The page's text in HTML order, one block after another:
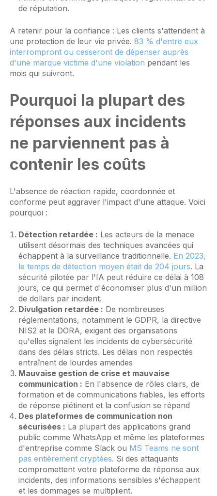
de réputation.
A retenir pour la confiance : Les clients s'attendent à
une protection de leur vie privée. 83 % d'entre eux
interrompront ou cesseront de dépenser auprès
d'une marque victime d'une violation pendant les
mois qui suivront.
Pourquoi la plupart des
réponses aux incidents
ne parviennent pas à
contenir les coûts
L'absence de réaction rapide, coordonnée et
conforme peut aggraver l'impact d'une attaque. Voici
pourquoi :
Détection retardée : Les acteurs de la menace
utilisent désormais des techniques avancées qui
échappent à la surveillance traditionnelle. En 2023,
le temps de détection moyen était de 204 jours. La
sécurité pilotée par l'IA peut réduire ce délai à 108
jours, ce qui permet d'économiser plus d'un million
de dollars par incident.
Divulgation retardée : De nombreuses
réglementations, notamment le GDPR, la directive
NIS2 et le DORA, exigent des organisations
qu'elles signalent les incidents de cybersécurité
dans des délais stricts. Les délais non respectés
entraînent de lourdes amendes
Mauvaise gestion de crise et mauvaise
communication : En l'absence de rôles clairs, de
formation et de communications fiables, les efforts
de réponse piétinent et la confusion se répand
Des plateformes de communication non
sécurisées : La plupart des applications grand
public comme WhatsApp et même les plateformes
d'entreprise comme Slack ou MS Teams ne sont
pas entièrement cryptées. Si des attaquants
compromettent votre plateforme de réponse aux
incidents, des informations sensibles s'échappent
et les dommages se multiplient.